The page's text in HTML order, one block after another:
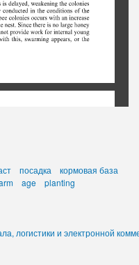
посадка
кормовая база
age
planting
логистики и электронной